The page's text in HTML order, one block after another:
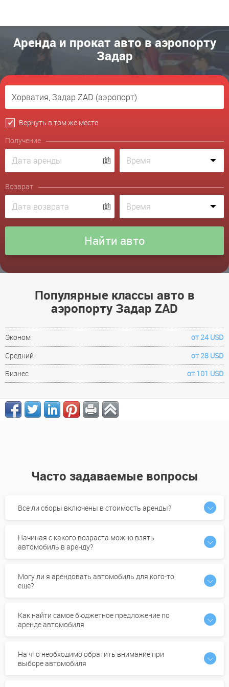
Аренда и прокат авто в аэропорту
Задар
Вернуть в том же месте
Получение
Возврат
Популярные классы авто в
аэропорту Задар ZAD
Эконом
от 24 USD
Средний
от 28 USD
Бизнес
от 101 USD
Часто задаваемые вопросы
Все ли сборы включены в стоимость аренды?
Начиная с какого возраста можно взять
автомобиль в аренду?
Могу ли я арендовать автомобиль для кого-то
еще?
Как найти самое бюджетное предложение по
аренде автомобиля
На что необходимо обратить внимание при
выборе автомобиля